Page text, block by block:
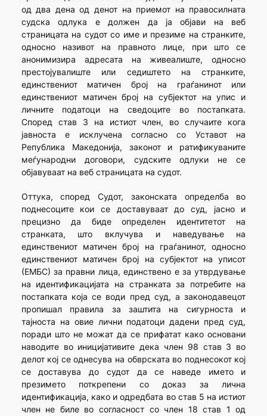
од два дена од денот на приемот на правосилната
судска одлука е должен да ја објави на веб
страницата на судот со име и презиме на странките,
односно називот на правното лице, при што се
анонимизира адресата на живеалиште, односно
престојувалиште или седиштето на странките,
единствениот матичен број на граѓанинот или
единствениот матичен број на субјектот на упис и
личните податоци на сведоците во постапката.
Според став 3 на истиот член, во случаите кога
јавноста е исклучена согласно со Уставот на
Република Македонија, законот и ратификуваните
меѓународни договори, судските одлуки не се
објавуваат на веб страницата на судот.
Оттука, според Судот, законската определба во
поднесоците кои се доставуваат до суд, јасно и
прецизно да биде определен идентитетот на
странката, што вклучува и наведување на
единствениот матичен број на граѓанинот, односно
единствениот матичен број на субјектот на уписот
(ЕМБС) за правни лица, единствено е за утврдување
на идентификацијата на странката за потребите на
постапката која се води пред суд, а законодавецот
пропишал правила за заштита на сигурноста и
тајноста на овие лични податоци дадени пред суд,
поради што не можат да се прифатат како основани
наводите во иницијативите дека член 98 став 3 во
делот кој се однесува на обврската во поднесокот кој
се доставува до судот да се наведе името и
презимето поткрепени со доказ за лична
идентификација, како и одредбата во став 5 на истиот
член не биле во согласност со член 18 став 1 од